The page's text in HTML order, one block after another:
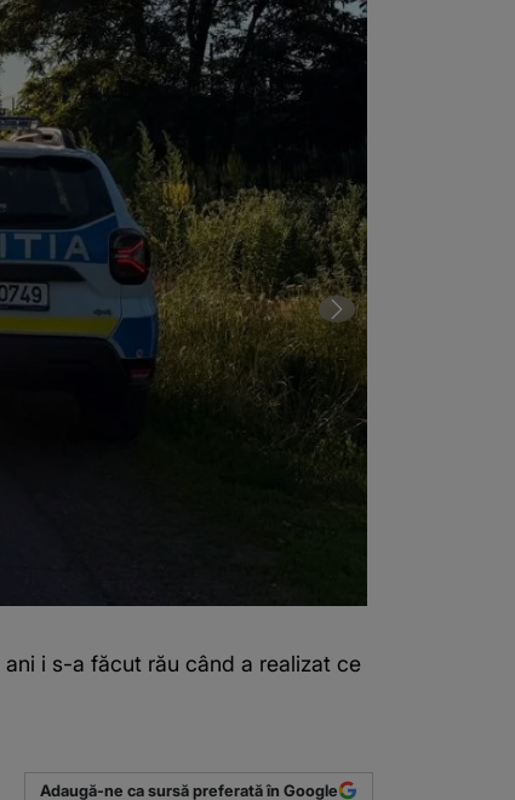
i s-a făcut rău când a realizat ce
Adaugă-ne ca sursă preferată în Google